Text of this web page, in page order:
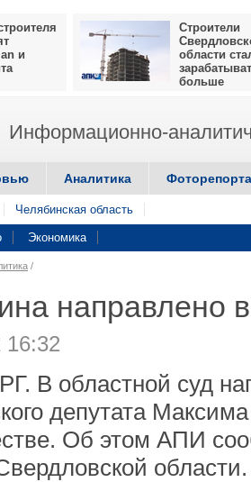
и
Строители
области
больше
Информационно-
Аналитика
Челябинская область
Экономика
/
направлено
16:32
В областной суд
депутата
Об этом АПИ
области.